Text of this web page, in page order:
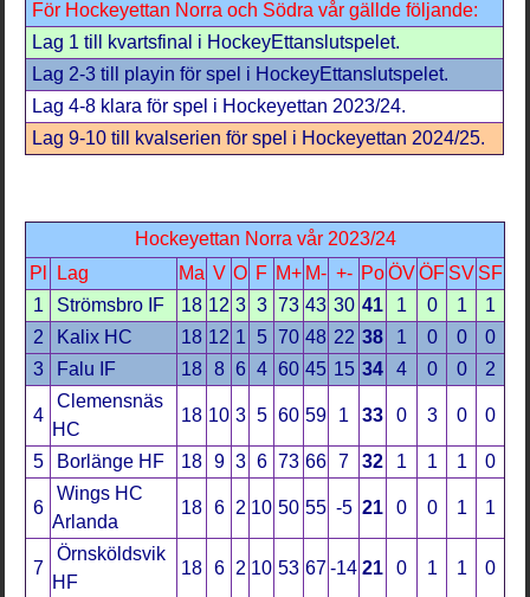
För Hockeyettan Norra och Södra vår gällde följande:
Lag 1 till kvartsfinal i HockeyEttanslutspelet.
Lag 2-3 till playin för spel i HockeyEttanslutspelet.
Lag 4-8 klara för spel i Hockeyettan 2023/24.
Lag 9-10 till kvalserien för spel i Hockeyettan 2024/25.
Hockeyettan Norra vår 2023/24
Pl
Lag Ma V O F M+ M- +- Po ÖV ÖF SV SF
1
Strömsbro IF 18 12 3 3 73 43 30 41 1 0 1
1
2
Kalix HC 18 12 1 5 70 48 22 38 1 0 0
0
3
Falu IF 18 8 6 4 60 45 15 34 4 0 0 2
4
Clemensnäs
HC
18 10 3 5 60 59 1 33 0 3 0 0
5 Borlänge HF 18 9 3 6 73 66 7 32 1 1 1 0
6
Wings HC
Arlanda
18 6 2 10 50 55 -5 21 0 0 1 1
7
Örnsköldsvik
HF
18 6 2 10 53 67 -14 21 0 1 1 0